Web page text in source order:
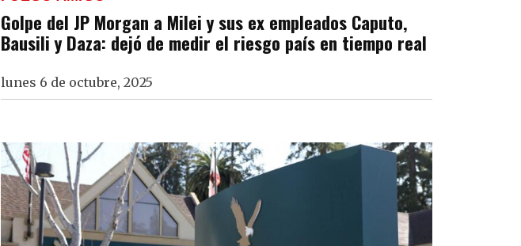
Golpe del JP Morgan a Milei y sus ex empleados Caputo,
Bausili y Daza: dejó de medir el riesgo país en tiempo real
lunes 6 de octubre, 2025